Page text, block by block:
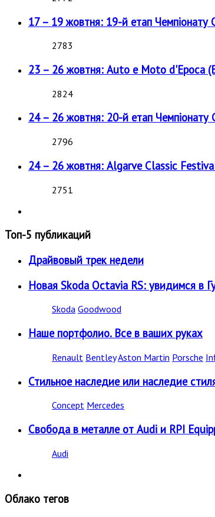
17 – 19 жовтня: 19-й етап Чемпіонату
2783
23 – 26 жовтня: Auto e Moto d'Epoca
2824
24 – 26 жовтня: 20-й етап Чемпіонату
2796
24 – 26 жовтня: Algarve Classic
2751
Топ-5 публикаций
Драйвовый трек недели
Новая Skoda Octavia RS: увидимся в
Skoda Goodwood
Наше портфолио. Все в ваших руках
Renault BentleyAston Martin Porsche
Стильное наследие или наследие
Concept Mercedes
Свобода в металле от Audi и RPI
Audi
Облако тегов